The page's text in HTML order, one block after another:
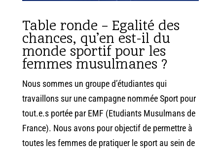
Table ronde – Egalité des
chances, qu’en est-il du
monde sportif pour les
femmes musulmanes ?
Nous sommes un groupe d’étudiantes qui
travaillons sur une campagne nommée Sport pour
tout.e.s portée par EMF (Etudiants Musulmans de
France). Nous avons pour objectif de permettre à
toutes les femmes de pratiquer le sport au sein de